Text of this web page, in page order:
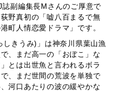
副編集長Mさんのご厚意で
野真初の「嘘八百まるで無
町人情恋愛ドラマ」です。
しきうみ)」は神奈川県葉山漁
、まだ高一の「おぼこ」な
とは出世魚と言われるボラ
、まだ世間の荒波を単独で
河口あたりの波の緩やかな